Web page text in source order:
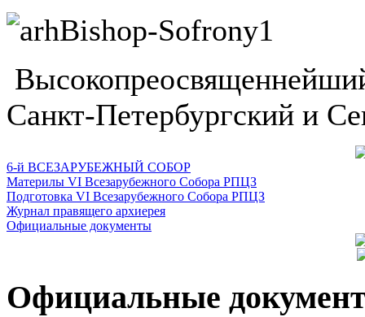
Санкт-Петербургский и
6-й ВСЕЗАРУБЕЖНЫЙ СОБОР
Материлы VI Всезарубежного Собора РПЦЗ
Подготовка VI Всезарубежного Собора РПЦЗ
Журнал правящего архиерея
Официальные документы
Официальные